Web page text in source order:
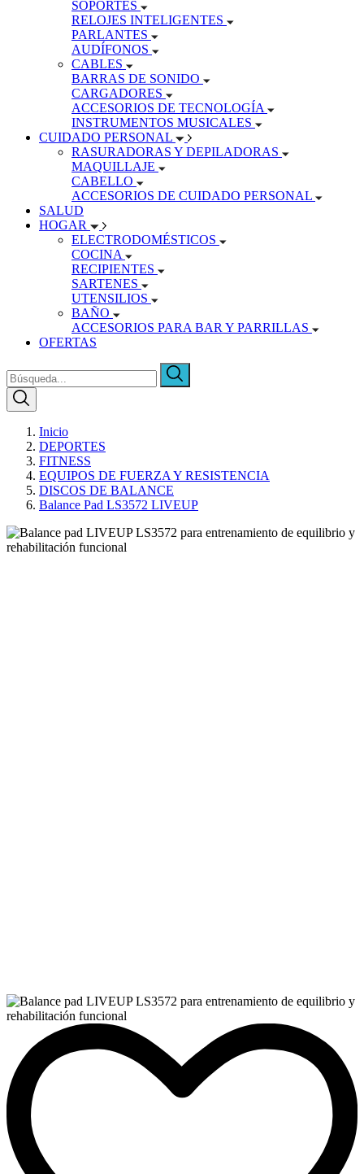
SOPORTES
RELOJES INTELIGENTES
PARLANTES
AUDÍFONOS
CABLES
BARRAS DE SONIDO
CARGADORES
ACCESORIOS DE TECNOLOGÍA
INSTRUMENTOS MUSICALES
CUIDADO PERSONAL
RASURADORAS Y DEPILADORAS
MAQUILLAJE
CABELLO
ACCESORIOS DE CUIDADO PERSONAL
SALUD
HOGAR
ELECTRODOMÉSTICOS
COCINA
RECIPIENTES
SARTENES
UTENSILIOS
BAÑO
ACCESORIOS PARA BAR Y PARRILLAS
OFERTAS
Inicio
DEPORTES
FITNESS
EQUIPOS DE FUERZA Y RESISTENCIA
DISCOS DE BALANCE
Balance Pad LS3572 LIVEUP